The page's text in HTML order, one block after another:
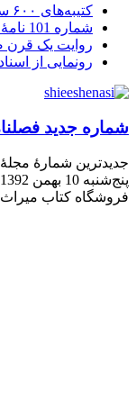
کتیبه‌های ۶۰۰ ساله فارسی در هندوستان
شماره 101 نامۀ فرهنگستان منتشر شد
روایت یک قرن
رونمایی از
شماره جدید
جدیدترین شمارۀ مجلۀ «شیعه
پنج‌شنبه 10 بهمن 1392
فروشگاه کتاب میراث